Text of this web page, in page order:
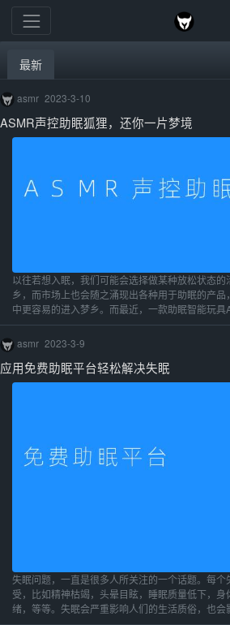
最新
asmr 2023-3-10
ASMR声控助眠狐狸，还你一片梦境
以往若想入眠，我们可能会选择做某种放松状态
乡，而市场上也会随之涌现出各种用于助眠的产
中更容易的进入梦乡。而最近，一款助眠智能玩具
asmr 2023-3-9
应用免费助眠平台轻松解决失眠
失眠问题，一直是很多人所关注的一个话题。每
受，比如精神枯竭，头晕目眩，睡眠质量低下，
绪，等等。失眠会严重影响人们的生活质俗，也会